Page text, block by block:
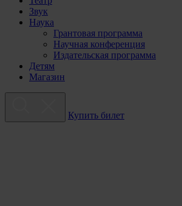
Звук
Наука
Грантовая программа
Научная конференция
Издательская программа
Детям
Магазин
Купить билет